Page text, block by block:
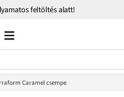
feltöltés alatt!
Caramel csempe